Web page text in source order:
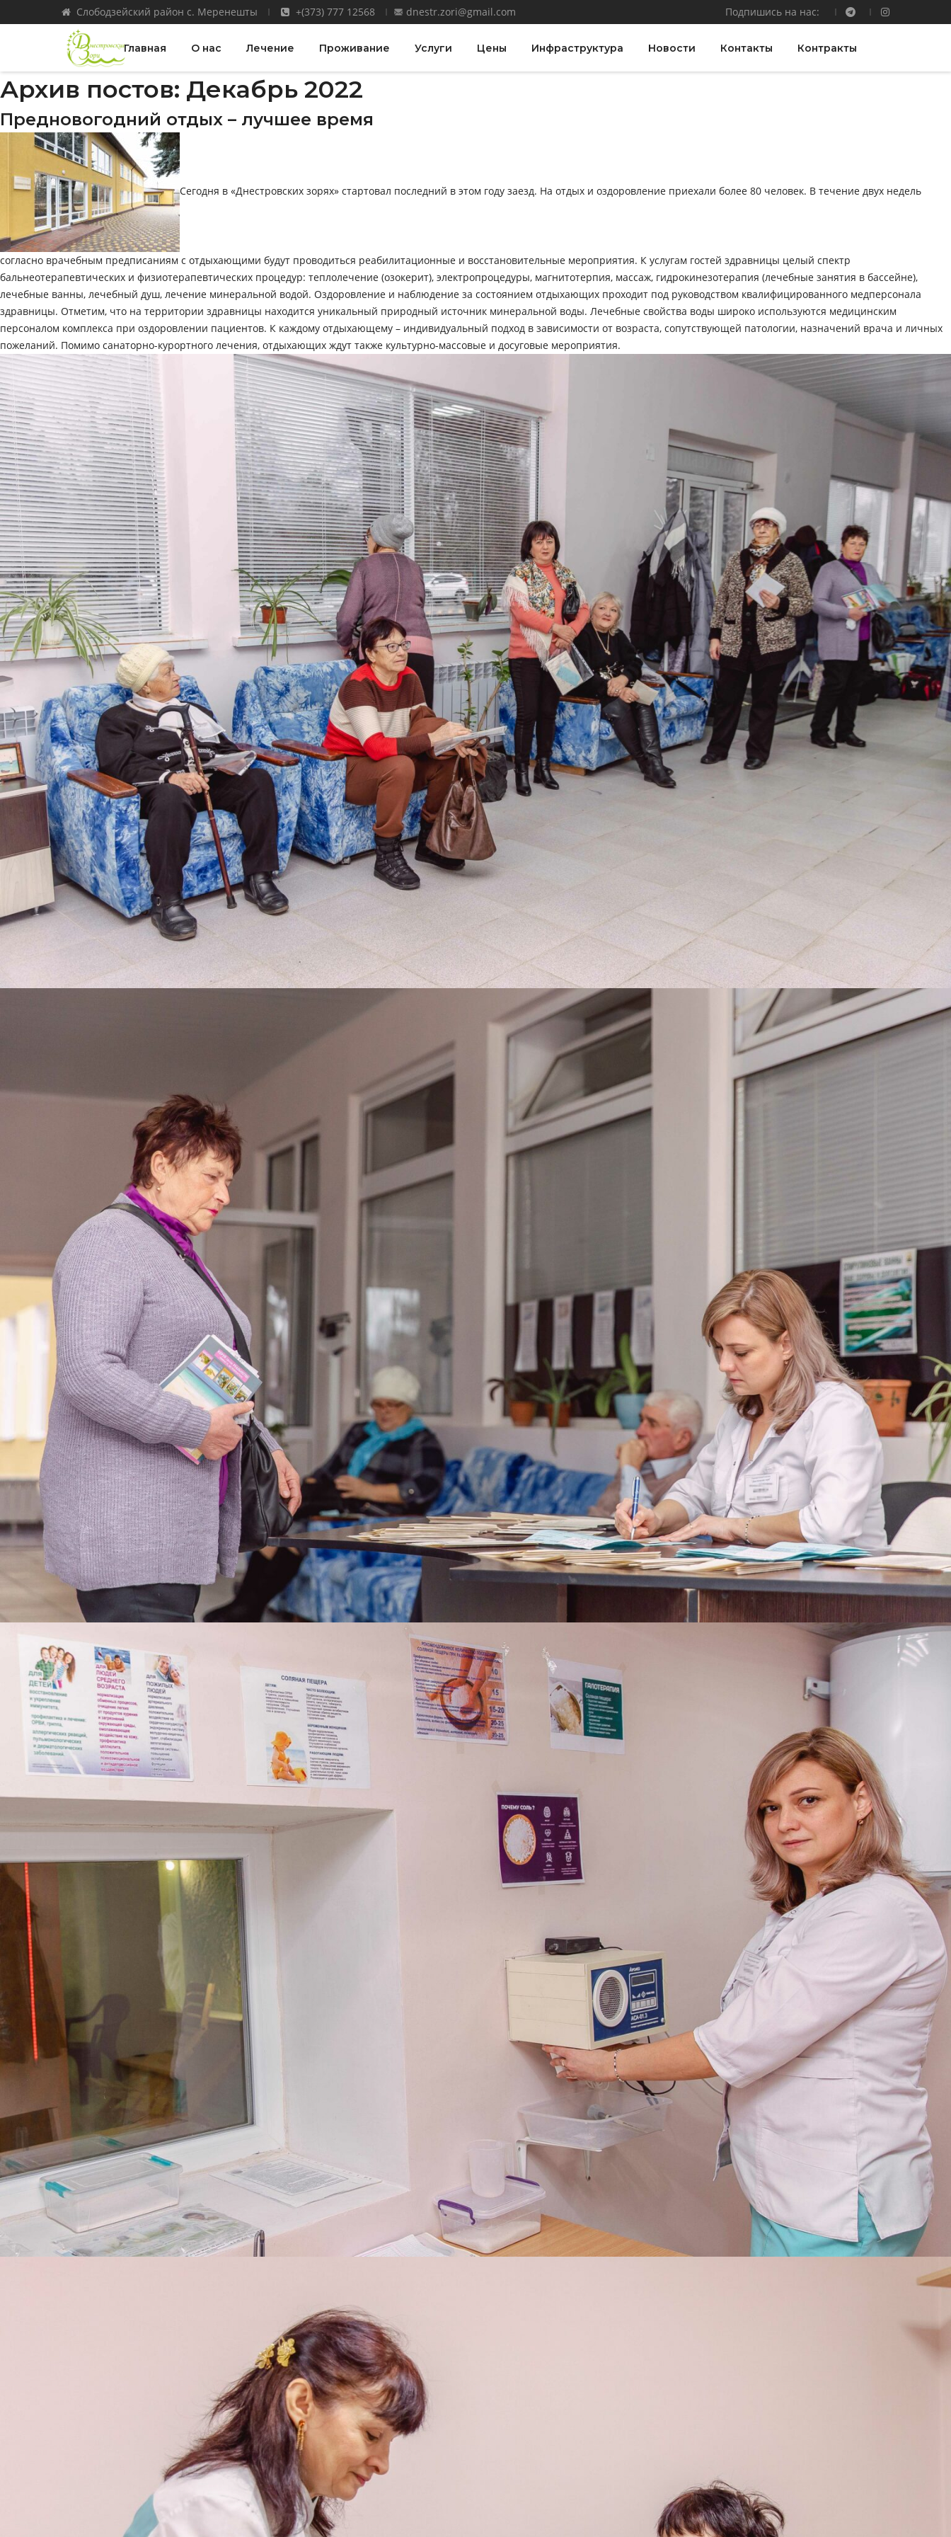
Слободзейский район с. Меренешты +(373) 777 12568 dnestr.zori@gmail.com Подпишись на нас:
Главная О нас Лечение Проживание Услуги Цены Инфраструктура Новости Контакты Контракты
Архив постов: Декабрь 2022
Предновогодний отдых – лучшее время
Сегодня в «Днестровских зорях» стартовал последний в этом году заезд. На отдых и оздоровление приехали более 80 человек. В течение двух недель
согласно врачебным предписаниям с отдыхающими будут проводиться реабилитационные и восстановительные мероприятия. К услугам гостей здравницы целый спектр
бальнеотерапевтических и физиотерапевтических процедур: теплолечение (озокерит), электропроцедуры, магнитотерпия, массаж, гидрокинезотерапия (лечебные занятия в бассейне),
лечебные ванны, лечебный душ, лечение минеральной водой. Оздоровление и наблюдение за состоянием отдыхающих проходит под руководством квалифицированного медперсонала
здравницы. Отметим, что на территории здравницы находится уникальный природный источник минеральной воды. Лечебные свойства воды широко используются медицинским
персоналом комплекса при оздоровлении пациентов. К каждому отдыхающему – индивидуальный подход в зависимости от возраста, сопутствующей патологии, назначений врача и личных
пожеланий. Помимо санаторно-курортного лечения, отдыхающих ждут также культурно-массовые и досуговые мероприятия.